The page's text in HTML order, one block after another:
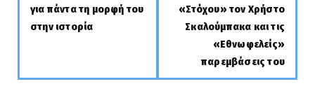
για πάντα τη μορφή του
στην ιστορία
«Στόχου» τον Χρήστο
Σκαλούμπακα και τις
«Εθνωφελείς»
παρεμβάσεις του